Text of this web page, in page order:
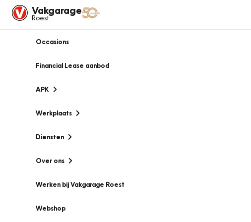
Vakgarage
Roest
Occasions
Financial Lease aanbod
APK
Werkplaats
Diensten
Over ons
Werken bij Vakgarage Roest
Webshop